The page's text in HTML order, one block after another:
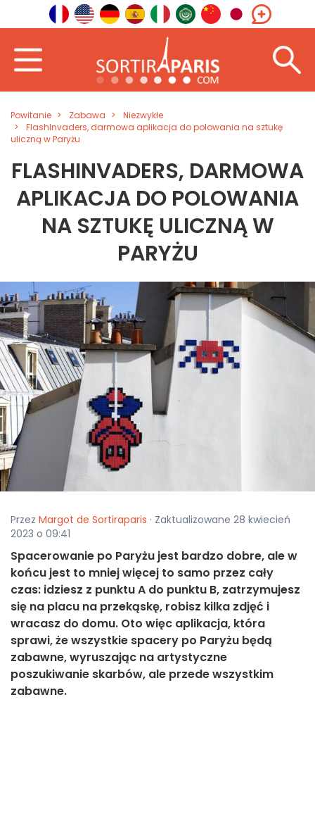
Powitanie Zabawa
Niezwykłe
FlashInvaders, darmowa aplikacja do polowania na sztukę
uliczną w Paryżu
FLASHINVADERS, DARMOWA
APLIKACJA DO POLOWANIA
NA SZTUKĘ ULICZNĄ W
PARYŻU
Przez Margot de Sortiraparis · Zaktualizowane 28 kwiecień
2023 o 09:41
Spacerowanie po Paryżu jest bardzo dobre, ale w
końcu jest to mniej więcej to samo przez cały
czas: idziesz z punktu A do punktu B, zatrzymujesz
się na placu na przekąskę, robisz kilka zdjęć i
wracasz do domu. Oto więc aplikacja, która
sprawi, że wszystkie spacery po Paryżu będą
zabawne, wyruszając na artystyczne
poszukiwanie skarbów, ale przede wszystkim
zabawne.